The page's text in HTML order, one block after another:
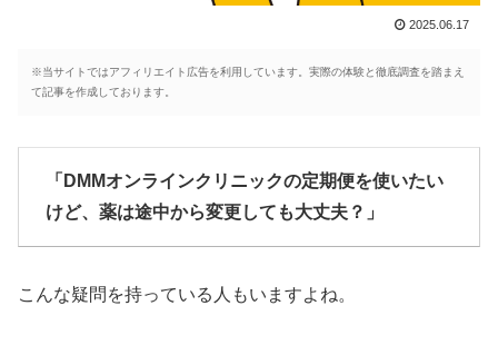
2025.06.17
※当サイトではアフィリエイト広告を利用しています。実際の体験と徹底調査を踏まえ
て記事を作成しております。
「DMMオンラインクリニックの定期便を使いたい
けど、薬は途中から変更しても大丈夫？」
こんな疑問を持っている人もいますよね。